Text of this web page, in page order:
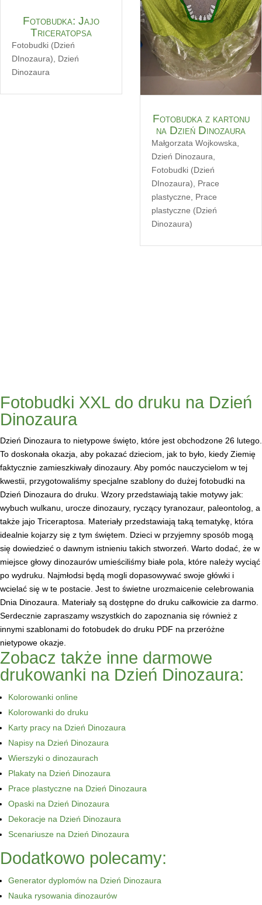
Fotobudka: Jajo
Triceratopsa
Fotobudki (Dzień
DInozaura)
Dzień
Dinozaura
Fotobudka z kartonu
na Dzień Dinozaura
Małgorzata Wojkowska,
Dzień Dinozaura,
Fotobudki (Dzień
DInozaura), Prace
plastyczne, Prace
plastyczne (Dzień
Dinozaura)
Fotobudki XXL do druku na Dzień
Dinozaura
Dzień Dinozaura to nietypowe święto, które jest obchodzone 26 lutego.
To doskonała okazja, aby pokazać dzieciom, jak to było, kiedy Ziemię
faktycznie zamieszkiwały dinozaury. Aby pomóc nauczycielom w tej
kwestii, przygotowaliśmy specjalne szablony do dużej fotobudki na
Dzień Dinozaura do druku. Wzory przedstawiają takie motywy jak:
wybuch wulkanu, urocze dinozaury, ryczący tyranozaur, paleontolog, a
także jajo Triceraptosa. Materiały przedstawiają taką tematykę, która
idealnie kojarzy się z tym świętem. Dzieci w przyjemny sposób mogą
się dowiedzieć o dawnym istnieniu takich stworzeń. Warto dodać, że w
miejsce głowy dinozaurów umieściliśmy białe pola, które należy wyciąć
po wydruku. Najmłodsi będą mogli dopasowywać swoje główki i
wcielać się w te postacie. Jest to świetne urozmaicenie celebrowania
Dnia Dinozaura. Materiały są dostępne do druku całkowicie za darmo.
Serdecznie zapraszamy wszystkich do zapoznania się również z
innymi szablonami do fotobudek do druku PDF na przeróżne
nietypowe okazje.
Zobacz także inne darmowe
drukowanki na Dzień Dinozaura:
Kolorowanki online
Kolorowanki do druku
Karty pracy na Dzień Dinozaura
Napisy na Dzień Dinozaura
Wierszyki o dinozaurach
Plakaty na Dzień Dinozaura
Prace plastyczne na Dzień Dinozaura
Opaski na Dzień Dinozaura
Dekoracje na Dzień Dinozaura
Scenariusze na Dzień Dinozaura
Dodatkowo polecamy:
Generator dyplomów na Dzień Dinozaura
Nauka rysowania dinozaurów